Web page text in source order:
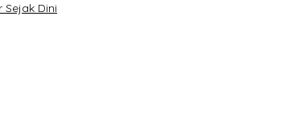
Dini